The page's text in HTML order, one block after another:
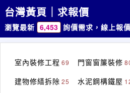
台灣黃頁｜求報價
瀏覽最新 6,453 詢價需求，線上報價
室內裝修工程 69 門窗窗簾裝修
建物修繕拆除 25 水泥鋼構鐵屋